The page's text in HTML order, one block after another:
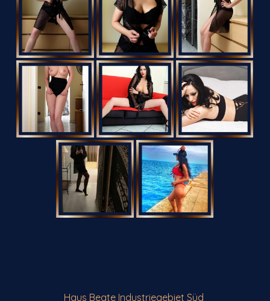
Haus Beate Industriegebiet Süd